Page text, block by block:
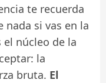
te recuerda
nada si vas en la
el núcleo de la
la
bruta. El